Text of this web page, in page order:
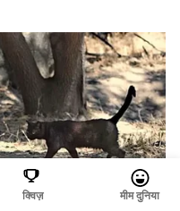
क्विज़ मीम दुनिया